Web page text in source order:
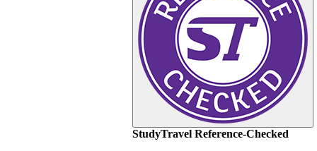
StudyTravel Reference-Checked